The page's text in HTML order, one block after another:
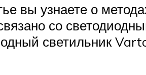
вы узнаете о
со
светильник